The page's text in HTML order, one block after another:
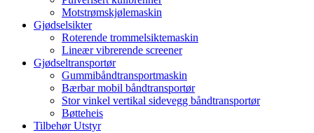
Motstrømskjølemaskin
Gjødselsikter
Roterende trommelsiktemaskin
Lineær vibrerende screener
Gjødseltransportør
Gummibåndtransportmaskin
Bærbar mobil båndtransportør
Stor vinkel vertikal sidevegg båndtransportør
Bøtteheis
Tilbehør Utstyr